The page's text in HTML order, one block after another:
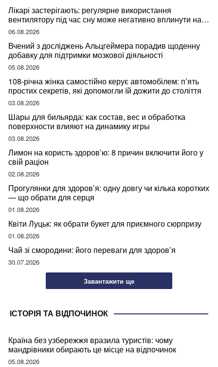
Лікарі застерігають: регулярне використання
вентилятору під час сну може негативно вплинути на
ваше здоров’я
06.08.2026
Вчений з досліджень Альцгеймера порадив щоденну
добавку для підтримки мозкової діяльності
05.08.2026
108-річна жінка самостійно керує автомобілем: п’ять
простих секретів, які допомогли їй дожити до століття
03.08.2026
Шары для бильярда: как состав, вес и обработка
поверхности влияют на динамику игры
03.08.2026
Лимон на користь здоров’ю: 8 причин включити його у
свій раціон
02.08.2026
Прогулянки для здоров’я: одну довгу чи кілька коротких
— що обрати для серця
01.08.2026
Квіти Луцьк: як обрати букет для приємного сюрпризу
01.08.2026
Чай зі смородини: його переваги для здоров’я
30.07.2026
Завантажити ще
ІСТОРІЯ ТА ВІДПОЧИНОК
Країна без узбережжя вразила туристів: чому
мандрівники обирають це місце на відпочинок
05.08.2026